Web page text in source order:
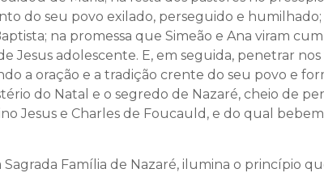
do seu povo exilado, perseguido e
na promessa que Simeão e Ana viram
Jesus adolescente. E, em seguida, penetrar
a oração e a tradição crente do seu povo e
do Natal e o segredo de Nazaré, cheio de
Jesus e Charles de Foucauld, e do qual
Sagrada Família de Nazaré, ilumina o princípio